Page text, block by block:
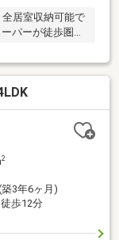
パーが徒歩圏内
2
3年6ヶ月)
歩12分